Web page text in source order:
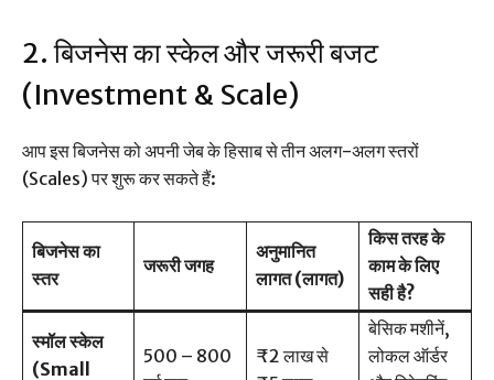
2. बिजनेस का स्केल और जरूरी बजट
(Investment & Scale)
आप इस बिजनेस को अपनी जेब के हिसाब से तीन अलग-अलग स्तरों
(Scales) पर शुरू कर सकते हैं:
बिजनेस का
स्तर
जरूरी जगह
अनुमानित
लागत (लागत)
किस तरह के
काम के लिए
सही है?
स्मॉल स्केल
(Small
500 – 800
₹2 लाख से
बेसिक मशीनें,
लोकल ऑर्डर